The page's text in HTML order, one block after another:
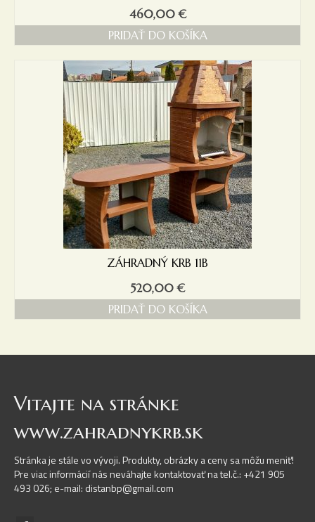
460,00€
PRIDAŤ DO KOŠÍKA
ZÁHRADNÝ KRB 11B
520,00€
PRIDAŤ DO KOŠÍKA
Vitajte na stránke
www.zahradnykrb.sk
Stránka je stále vo vývoji. Produkty, obrázky a ceny sa môžu meniť!
Pre viac informácií nás neváhajte kontaktovať na tel.č.: +421 905
493 026; e-mail: distanbp@gmail.com